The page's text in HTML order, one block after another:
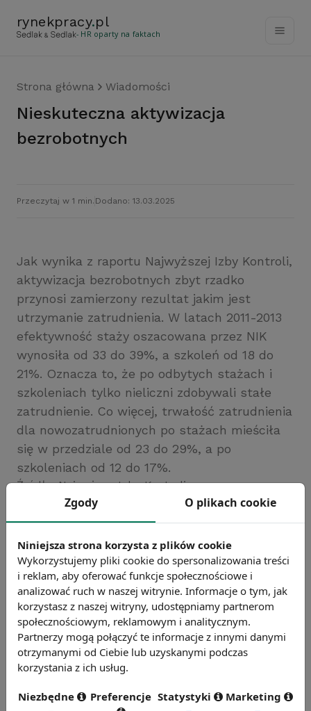
rynekpracy.pl
- HR oparty na faktach
Strona główna Wiadomości
Nieskuteczna aktywizacja
bezrobotnych
Przeczytaj w 1 min. Dodano: 13.03.2025
Jak wynika z raportu Najwyższej Izby Kontroli,
aktywizacja bezrobotnych zbyt rzadko
przynosi zamierzony rezultat jakim jest
utrzymanie zatrudnienia. W latach 2011-2013
efektywność staży oszacowana przez NIK
wynosiła od 33 do 39%, a szkoleń od 18 do
21%. Oznacza to, że po odbytych stażach i
szkoleniach tylko nieliczni zdobywali stałe
zatrudnienie. Co więcej, trwałość zatrudnienia
dla nowozatrudnionych po stażach mieściła
się w przedziale od 23 do 29%, a po
szkoleniach od 12 do 17%.
Źródło: Najwyższa Izba Kontroli
Chcesz wiedzieć więcej?
Zobacz więcej wiadomości
Zgody O plikach cookie
Niniejsza strona korzysta z plików cookie
Wykorzystujemy pliki cookie do spersonalizowania treści
i reklam, aby oferować funkcje społecznościowe i
analizować ruch w naszej witrynie. Informacje o tym, jak
korzystasz z naszej witryny, udostępniamy partnerom
społecznościowym, reklamowym i analitycznym.
Partnerzy mogą połączyć te informacje z innymi danymi
otrzymanymi od Ciebie lub uzyskanymi podczas
korzystania z ich usług.
Niezbędne Preferencje Statystyki Marketing